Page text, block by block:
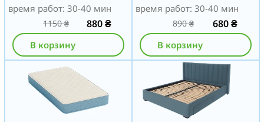
время работ: 30-40 мин
1150₴ 880₴
В корзину
время работ: 30-40 мин
890₴ 680₴
В корзину